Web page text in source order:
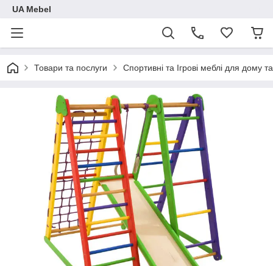
UA Mebel
Товари та послуги Спортивні та Ігрові меблі для дому